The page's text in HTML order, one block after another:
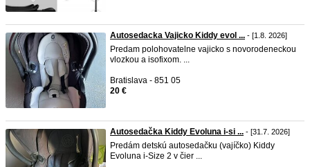
Autosedacka Vajicko Kiddy evol ... - [1.8. 2026]
Predam polohovatelne vajicko s novorodeneckou
vlozkou a isofixom. ...
Bratislava - 851 05
20 €
Autosedačka Kiddy Evoluna i-si ... - [31.7. 2026]
Predám detskú autosedačku (vajíčko) Kiddy
Evoluna i-Size 2 v čier ...